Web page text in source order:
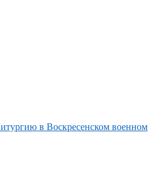
в Воскресенском военном